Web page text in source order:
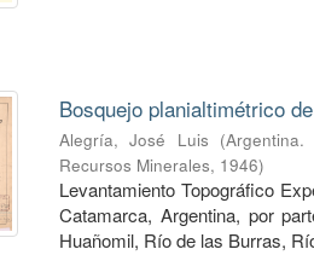
Bosquejo planialtimétrico
Alegría, José Luis (
Recursos Minerales, 1946)
Levantamiento Topográfico
Catamarca, Argentina, por
Huañomil, Río de las Burras,